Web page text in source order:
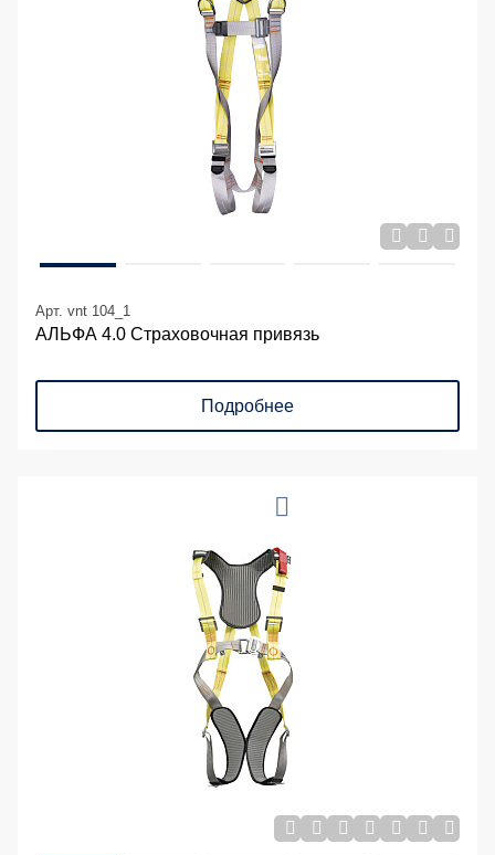
Арт. vnt 104_1
АЛЬФА 4.0 Страховочная привязь
Подробнее